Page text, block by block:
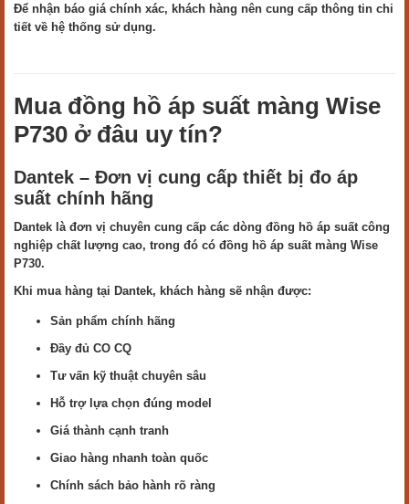
Để nhận báo giá chính xác, khách hàng nên cung cấp thông tin chi
tiết về hệ thống sử dụng.
Mua đồng hồ áp suất màng Wise
P730 ở đâu uy tín?
Dantek – Đơn vị cung cấp thiết bị đo áp
suất chính hãng
Dantek là đơn vị chuyên cung cấp các dòng đồng hồ áp suất công
nghiệp chất lượng cao, trong đó có đồng hồ áp suất màng Wise
P730.
Khi mua hàng tại Dantek, khách hàng sẽ nhận được:
Sản phẩm chính hãng
Đầy đủ CO CQ
Tư vấn kỹ thuật chuyên sâu
Hỗ trợ lựa chọn đúng model
Giá thành cạnh tranh
Giao hàng nhanh toàn quốc
Chính sách bảo hành rõ ràng